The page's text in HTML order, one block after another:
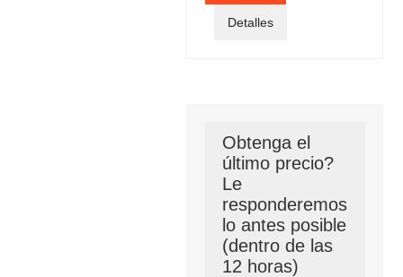
Detalles
Obtenga el
último precio?
Le
responderemos
lo antes posible
(dentro de las
12 horas)